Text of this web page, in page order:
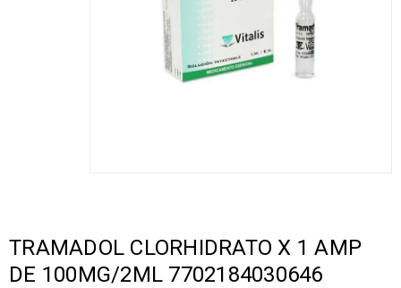
TRAMADOL CLORHIDRATO X 1 AMP
DE 100MG/2ML 7702184030646